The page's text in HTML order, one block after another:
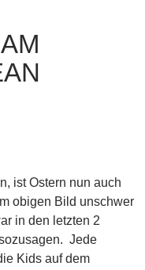
ist Ostern nun auch
obigen Bild unschwer
in den letzten 2
Jede
Kids auf dem